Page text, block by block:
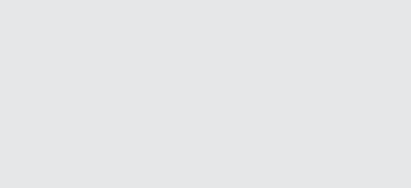
atbalsts. Lai saglabātu vienotu noskaņu visiem trīs
Fon Stricka Villu. Noslēdzošais koncerts (21.
k/n Wiktorija, jo iespējams kādam, tas ir jaunums,
tas izskaidro to jaudu un enerģiju ar kādu
Tas ir īpašs laiks, pēc skrejošās
bet ar šiem koncertiem vēlamies pagarināt to svētku